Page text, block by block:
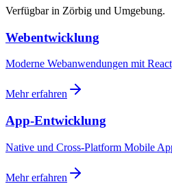
Verfügbar in Zörbig und Umgebung.
Webentwicklung
Moderne Webanwendungen mit
Mehr erfahren
App-Entwicklung
Native und Cross-Platform Mobile
Mehr erfahren